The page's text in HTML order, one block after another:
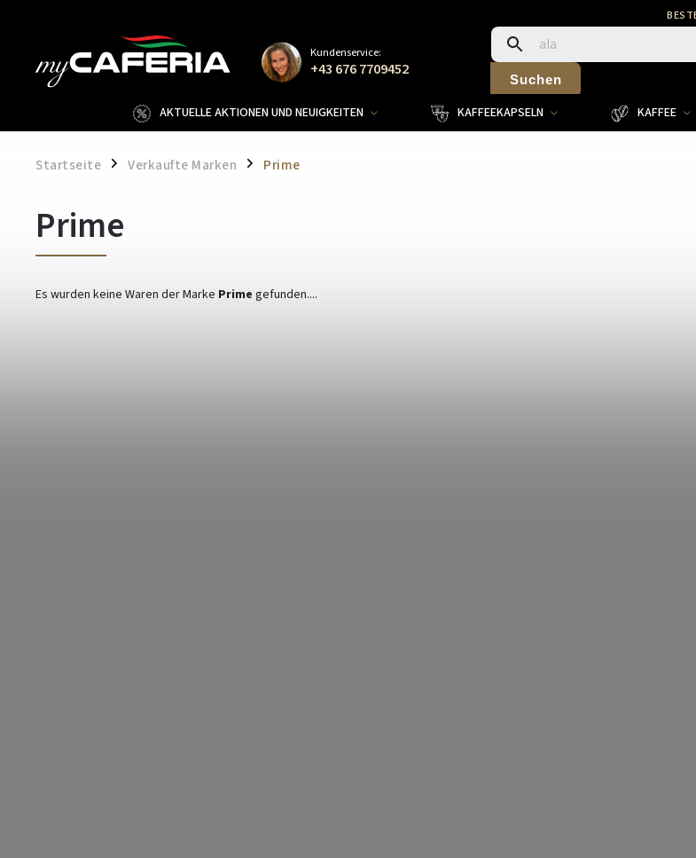
Kundenservice:
+43 676 7709452 Suchen
AKTUELLE AKTIONEN UND NEUIGKEITEN KAFFEEKAPSELN KAFFEE
Startseite / Verkaufte Marken / Prime
Prime
Es wurden keine Waren der Marke Prime gefunden....